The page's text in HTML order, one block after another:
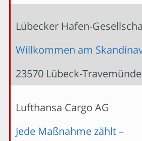
Lübecker Hafen-
Willkommen am
23570 Lübeck-Travemünde
Lufthansa Cargo AG
Jede Maßnahme zählt –